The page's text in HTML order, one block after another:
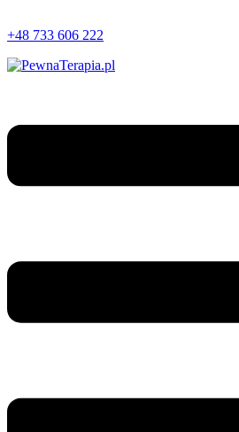
+48 733 606 222